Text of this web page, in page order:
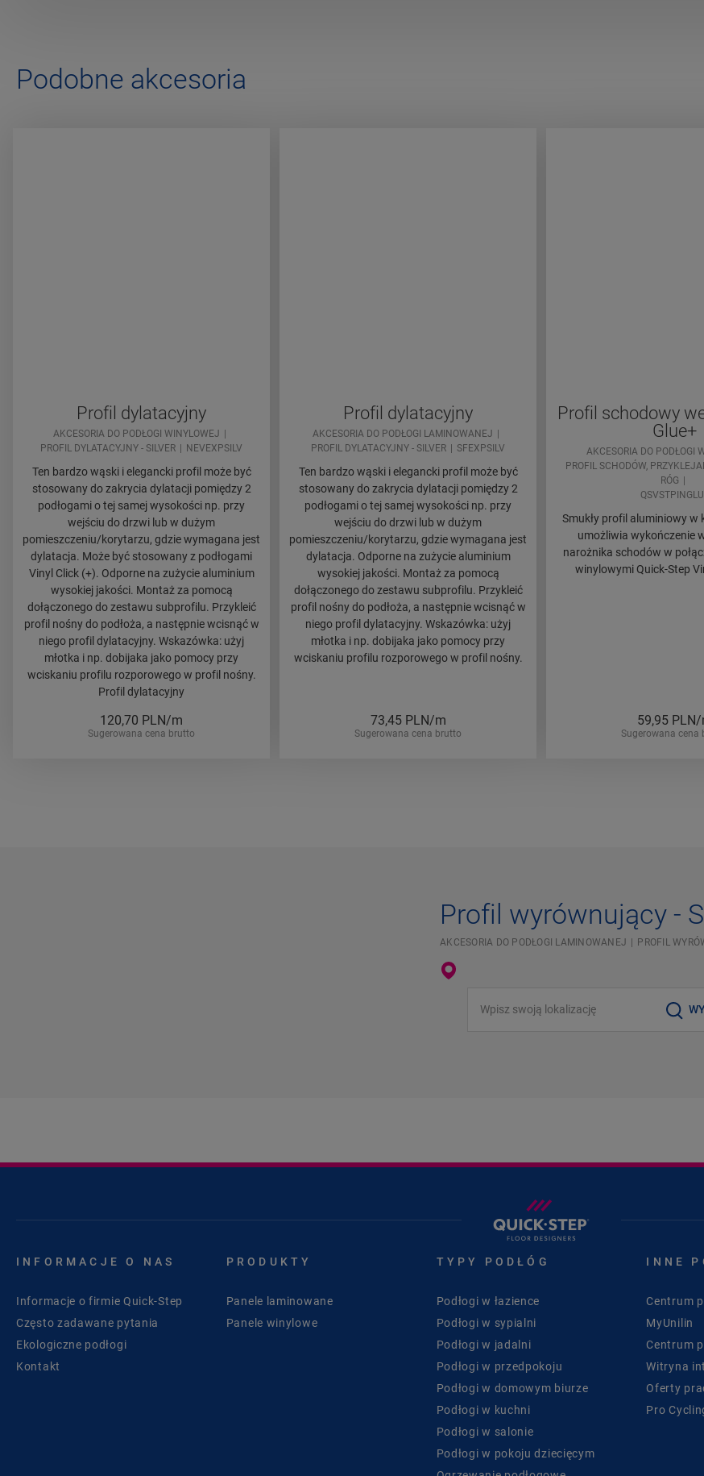
Podobne akcesoria
Profil dylatacyjny
AKCESORIA DO PODŁOGI WINYLOWEJ
PROFIL DYLATACYJNY - SILVER
NEVEXPSILV
Ten bardzo wąski i elegancki profil może być
stosowany do zakrycia dylatacji pomiędzy 2
podłogami o tej samej wysokości np. przy
wejściu do drzwi lub w dużym
pomieszczeniu/korytarzu, gdzie wymagana jest
dylatacja. Może być stosowany z podłogami
Vinyl Click (+). Odporne na zużycie aluminium
wysokiej jakości. Montaż za pomocą
dołączonego do zestawu subprofilu. Przykleić
profil nośny do podłoża, a następnie wcisnąć w
niego profil dylatacyjny. Wskazówka: użyj
młotka i np. dobijaka jako pomocy przy
wciskaniu profilu rozporowego w profil nośny.
Profil dylatacyjny
120,70 PLN/m
Sugerowana cena brutto
Profil dylatacyjny
AKCESORIA DO PODŁOGI LAMINOWANEJ
PROFIL DYLATACYJNY - SILVER
SFEXPSILV
Ten bardzo wąski i elegancki profil może być
stosowany do zakrycia dylatacji pomiędzy 2
podłogami o tej samej wysokości np. przy
wejściu do drzwi lub w dużym
pomieszczeniu/korytarzu, gdzie wymagana jest
dylatacja. Odporne na zużycie aluminium
wysokiej jakości. Montaż za pomocą
dołączonego do zestawu subprofilu. Przykleić
profil nośny do podłoża, a następnie wcisnąć w
niego profil dylatacyjny. Wskazówka: użyj
młotka i np. dobijaka jako pomocy przy
wciskaniu profilu rozporowego w profil nośny.
73,45 PLN/m
Sugerowana cena brutto
Profil schodowy
Glue+
AKCESORIA DO PODŁOGI
PROFIL SCHODÓW,
RÓG
Smukły profil aluminiowy w
umożliwia wykończenie
narożnika schodów w
winylowymi Quick-Step
59,95
Sugerowana cena
Profil wyrównujący -
AKCESORIA DO PODŁOGI LAMINOWANEJ PROFIL
INFORMACJE O NAS
Informacje o firmie Quick-Step
Często zadawane pytania
Ekologiczne podłogi
Kontakt
PRODUKTY
Panele laminowane
Panele winylowe
TYPY PODŁÓG
Podłogi w łazience
Podłogi w sypialni
Podłogi w jadalni
Podłogi w przedpokoju
Podłogi w domowym biurze
Podłogi w kuchni
Podłogi w salonie
Podłogi w pokoju dziecięcym
INNE
Centrum
MyUnilin
Centrum
Witryna
Oferty
Pro